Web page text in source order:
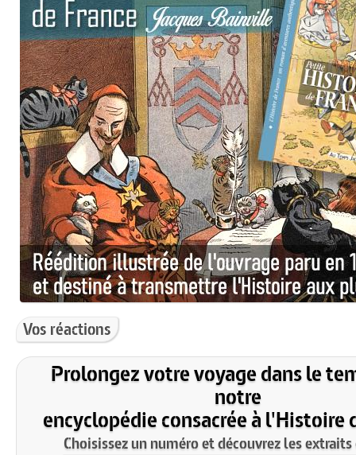
Vos réactions
Prolongez votre voyage dans le
notre
encyclopédie consacrée à l'Histoire
Choisissez un numéro et découvrez les